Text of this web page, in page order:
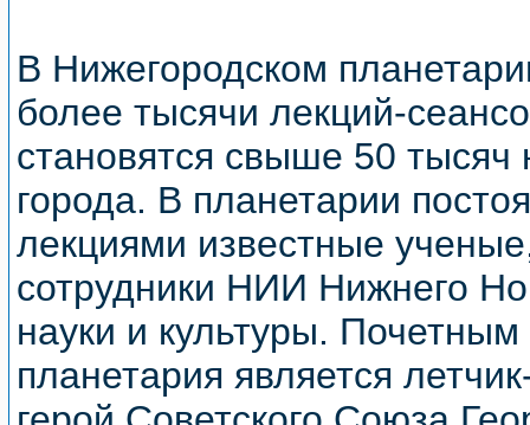
В Нижегородском
более тысячи лекций-
становятся свыше 50 тысяч
города. В планетарии
лекциями известные
сотрудники НИИ Нижнего
науки и культуры.
планетария является